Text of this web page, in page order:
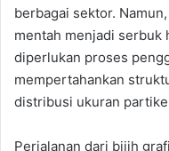
berbagai sektor.
mentah menjadi serbuk
diperlukan proses
mempertahankan
distribusi ukuran
Perjalanan dari bijih